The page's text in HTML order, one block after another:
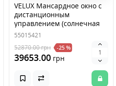
VELUX Мансардное окно с
дистанционным
управлением (солнечная
батарея) Премиум GGL
55015421
52870.00грн -25 %
39653.00 грн